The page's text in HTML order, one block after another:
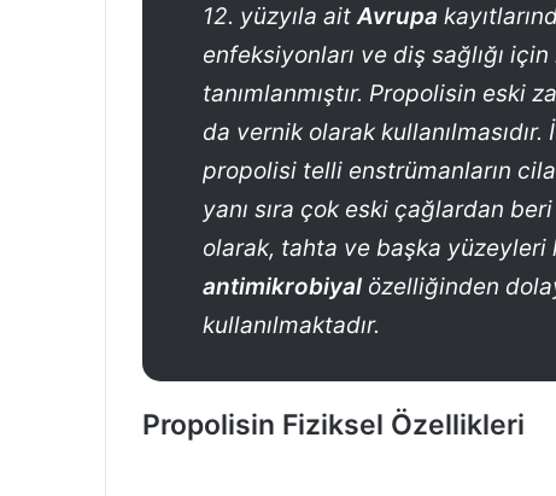
12. yüzyıla aitAvrupa
enfeksiyonları ve diş sağlığı
tanımlanmıştır. Propolisin eski
da vernik olarak kullanılmasıdır.
propolisi telli enstrümanların
yanı sıra çok eski çağlardan beri
olarak, tahta ve başka
antimikrobiyal özelliğinden
kullanılmaktadır.
Propolisin Fiziksel Özellikleri